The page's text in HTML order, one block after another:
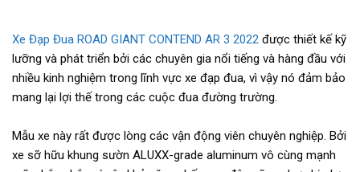
Xe Đạp Đua ROAD GIANT CONTEND AR 3 2022 được thiết kế kỹ
lưỡng và phát triển bởi các chuyên gia nổi tiếng và hàng đầu với
nhiều kinh nghiệm trong lĩnh vực xe đạp đua, vì vậy nó đảm bảo
mang lại lợi thế trong các cuộc đua đường trường.
Mẫu xe này rất được lòng các vận động viên chuyên nghiệp. Bởi
xe sỡ hữu khung sườn ALUXX-grade aluminum vô cùng mạnh